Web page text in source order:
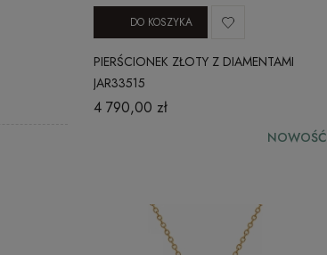
PIERŚCIONEK ZŁOTY Z DIAMENTAMI
JAR33515
4 790,00 zł
DO KOSZYKA
NOWOŚĆ